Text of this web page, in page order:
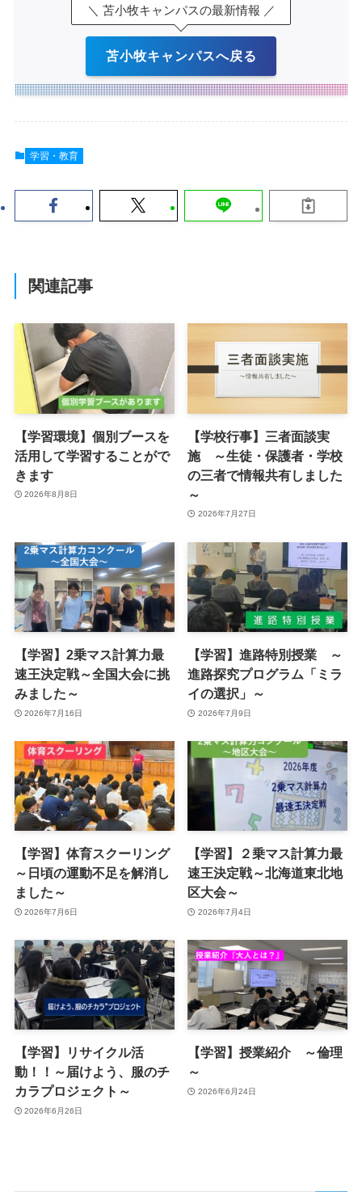
＼ 苫小牧キャンパスの最新情報 ／
苫小牧キャンパスへ戻る
学習・教育
関連記事
【学習環境】個別ブースを
活用して学習することがで
きます
2026年8月8日
【学校行事】三者面談実
施 ～生徒・保護者・学校
の三者で情報共有しました
～
2026年7月27日
【学習】2乗マス計算力最
速王決定戦～全国大会に挑
みました～
2026年7月16日
【学習】進路特別授業 ～
進路探究プログラム「ミラ
イの選択」～
2026年7月9日
【学習】体育スクーリング
～日頃の運動不足を解消し
ました～
2026年7月6日
【学習】２乗マス計算力最
速王決定戦～北海道東北地
区大会～
2026年7月4日
【学習】リサイクル活
動！！～届けよう、服のチ
カラプロジェクト～
2026年6月26日
【学習】授業紹介 ～倫理
～
2026年6月24日